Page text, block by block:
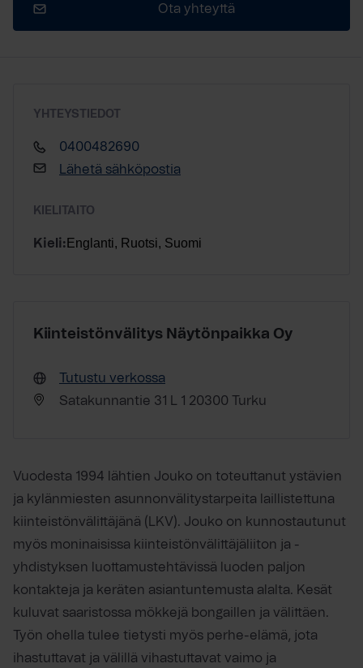
Ota yhteyttä
YHTEYSTIEDOT
0400482690
Lähetä sähköpostia
KIELITAITO
Kieli: Englanti, Ruotsi, Suomi
Kiinteistönvälitys Näytönpaikka Oy
Tutustu verkossa
Satakunnantie 31 L 1 20300 Turku
Vuodesta 1994 lähtien Jouko on toteuttanut ystävien
ja kylänmiesten asunnonvälitystarpeita laillistettuna
kiinteistönvälittäjänä (LKV). Jouko on kunnostautunut
myös moninaisissa kiinteistönvälittäjäliiton ja -
yhdistyksen luottamustehtävissä luoden paljon
kontakteja ja keräten asiantuntemusta alalta. Kesät
kuluvat saaristossa mökkejä bongaillen ja välittäen.
Työn ohella tulee tietysti myös perhe-elämä, jota
ihastuttavat ja välillä vihastuttavat vaimo ja